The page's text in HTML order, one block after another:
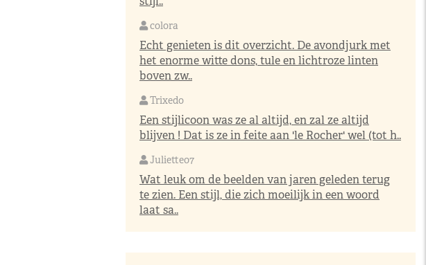
colora
Echt genieten is dit overzicht. De avondjurk met
het enorme witte dons, tule en lichtroze linten
boven zw..
Trixedo
Een stijlicoon was ze al altijd, en zal ze altijd
blijven ! Dat is ze in feite aan 'le Rocher' wel (tot h..
Juliette07
Wat leuk om de beelden van jaren geleden terug
te zien. Een stijl, die zich moeilijk in een woord
laat sa..